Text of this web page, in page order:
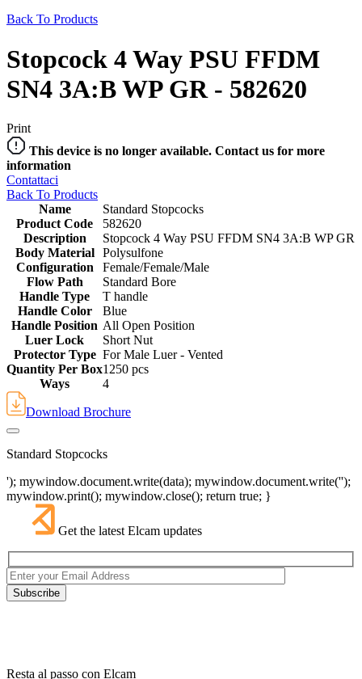
Back To Products
Stopcock 4 Way PSU FFDM
SN4 3A:B WP GR - 582620
Print
This device is no longer available. Contact us for more
information
Contattaci
Back To Products
Name
Standard Stopcocks
Product Code
582620
Description
Stopcock 4 Way PSU FFDM SN4 3A:B WP GR
Body Material
Polysulfone
Configuration
Female/Female/Male
Flow Path
Standard Bore
Handle Type
T handle
Handle Color
Blue
Handle Position All Open Position
Luer Lock
Short Nut
Protector Type For Male Luer - Vented
Quantity Per Box1250 pcs
Ways
4
Download Brochure
Standard Stopcocks
'); mywindow.document.write(data); mywindow.document.write('');
mywindow.print(); mywindow.close(); return true; }
Get the latest Elcam updates
Resta al passo con Elcam